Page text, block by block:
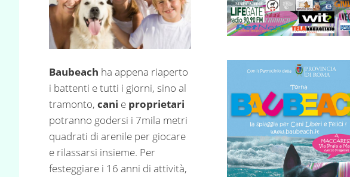
Baubeach ha appena riaperto
i battenti e tutti i giorni, sino al
tramonto, cani e proprietari
potranno godersi i 7mila metri
quadrati di arenile per giocare
e rilassarsi insieme. Per
festeggiare i 16 anni di attività,